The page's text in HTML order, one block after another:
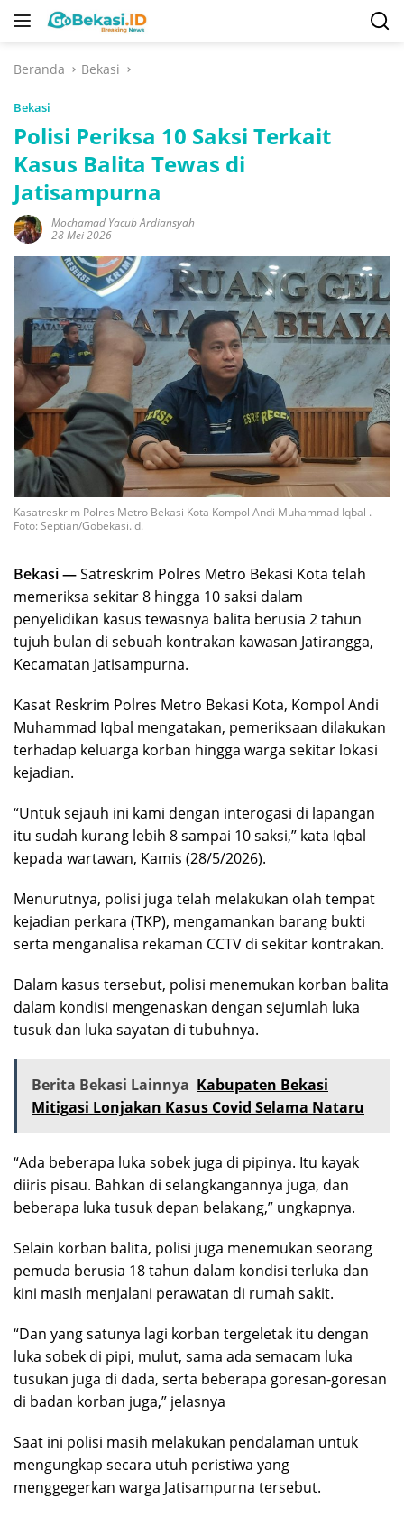
Langsung
Beranda
Bekasi
Bekasi
Polisi Periksa 10 Saksi Terkait
Kasus Balita Tewas di
Jatisampurna
Mochamad Yacub Ardiansyah
28 Mei 2026
Kasatreskrim Polres Metro Bekasi Kota Kompol Andi Muhammad Iqbal .
Foto: Septian/Gobekasi.id.
Bekasi —Satreskrim Polres Metro Bekasi Kota telah
memeriksa sekitar 8 hingga 10 saksi dalam
penyelidikan kasus tewasnya balita berusia 2 tahun
tujuh bulan di sebuah kontrakan kawasan Jatirangga,
Kecamatan Jatisampurna.
Kasat Reskrim Polres Metro Bekasi Kota, Kompol Andi
Muhammad Iqbal mengatakan, pemeriksaan dilakukan
terhadap keluarga korban hingga warga sekitar lokasi
kejadian.
“Untuk sejauh ini kami dengan interogasi di lapangan
itu sudah kurang lebih 8 sampai 10 saksi,” kata Iqbal
kepada wartawan, Kamis (28/5/2026).
Menurutnya, polisi juga telah melakukan olah tempat
kejadian perkara (TKP), mengamankan barang bukti
serta menganalisa rekaman CCTV di sekitar kontrakan.
Dalam kasus tersebut, polisi menemukan korban balita
dalam kondisi mengenaskan dengan sejumlah luka
tusuk dan luka sayatan di tubuhnya.
Berita Bekasi Lainnya Kabupaten Bekasi
Mitigasi Lonjakan Kasus Covid Selama Nataru
“Ada beberapa luka sobek juga di pipinya. Itu kayak
diiris pisau. Bahkan di selangkangannya juga, dan
beberapa luka tusuk depan belakang,” ungkapnya.
Selain korban balita, polisi juga menemukan seorang
pemuda berusia 18 tahun dalam kondisi terluka dan
kini masih menjalani perawatan di rumah sakit.
“Dan yang satunya lagi korban tergeletak itu dengan
luka sobek di pipi, mulut, sama ada semacam luka
tusukan juga di dada, serta beberapa goresan-goresan
di badan korban juga,” jelasnya
Saat ini polisi masih melakukan pendalaman untuk
mengungkap secara utuh peristiwa yang
menggegerkan warga Jatisampurna tersebut.